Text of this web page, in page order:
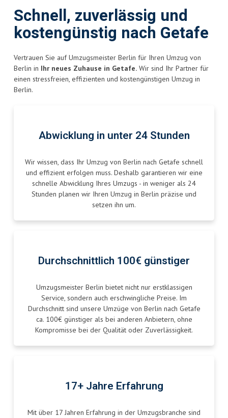
Schnell, zuverlässig und
kostengünstig nach Getafe
Vertrauen Sie auf Umzugsmeister Berlin für Ihren Umzug von
Berlin in Ihr neues Zuhause in Getafe. Wir sind Ihr Partner für
einen stressfreien, effizienten und kostengünstigen Umzug in
Berlin.
Abwicklung in unter 24 Stunden
Wir wissen, dass Ihr Umzug von Berlin nach Getafe schnell
und effizient erfolgen muss. Deshalb garantieren wir eine
schnelle Abwicklung Ihres Umzugs - in weniger als 24
Stunden planen wir Ihren Umzug in Berlin präzise und
setzen ihn um.
Durchschnittlich 100€ günstiger
Umzugsmeister Berlin bietet nicht nur erstklassigen
Service, sondern auch erschwingliche Preise. Im
Durchschnitt sind unsere Umzüge von Berlin nach Getafe
ca. 100€ günstiger als bei anderen Anbietern, ohne
Kompromisse bei der Qualität oder Zuverlässigkeit.
17+ Jahre Erfahrung
Mit über 17 Jahren Erfahrung in der Umzugsbranche sind